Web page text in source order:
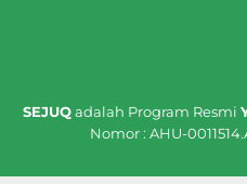
SEJUQadalah Program Resmi
Nomor : AHU-